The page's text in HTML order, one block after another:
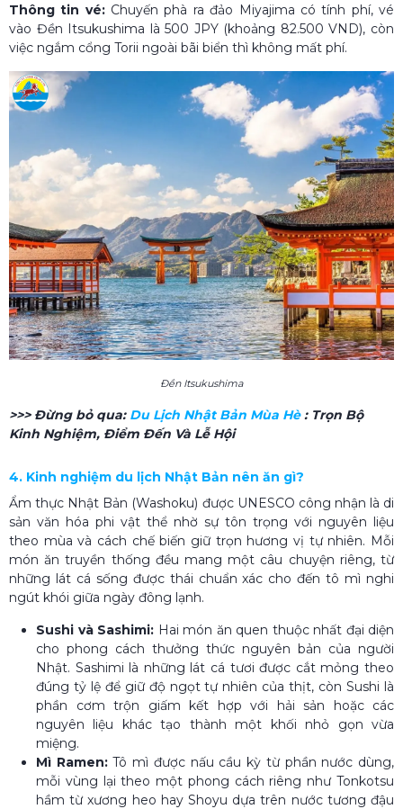
Thông tin vé:Chuyến phà ra đảo Miyajima có tính phí, vé
vào Đền Itsukushima là 500 JPY (khoảng 82.500 VND), còn
việc ngắm cổng Torii ngoài bãi biển thì không mất phí.
Đền Itsukushima
>>> Đừng bỏ qua: Du Lịch Nhật Bản Mùa Hè​: Trọn Bộ
Kinh Nghiệm, Điểm Đến Và Lễ Hội
4. Kinh nghiệm du lịch Nhật Bản nên ăn gì?
Ẩm thực Nhật Bản (Washoku) được UNESCO công nhận là di
sản văn hóa phi vật thể nhờ sự tôn trọng với nguyên liệu
theo mùa và cách chế biến giữ trọn hương vị tự nhiên. Mỗi
món ăn truyền thống đều mang một câu chuyện riêng, từ
những lát cá sống được thái chuẩn xác cho đến tô mì nghi
ngút khói giữa ngày đông lạnh.
Sushi và Sashimi: Hai món ăn quen thuộc nhất đại diện
cho phong cách thưởng thức nguyên bản của người
Nhật. Sashimi là những lát cá tươi được cắt mỏng theo
đúng tỷ lệ để giữ độ ngọt tự nhiên của thịt, còn Sushi là
phần cơm trộn giấm kết hợp với hải sản hoặc các
nguyên liệu khác tạo thành một khối nhỏ gọn vừa
miệng.
Mì Ramen:Tô mì được nấu cầu kỳ từ phần nước dùng,
mỗi vùng lại theo một phong cách riêng như Tonkotsu
hầm từ xương heo hay Shoyu dựa trên nước tương đậu